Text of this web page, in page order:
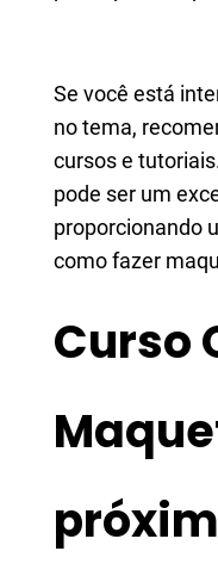
Se você está
no tema,
cursos e
pode ser um
proporcionando
como fazer
Curso